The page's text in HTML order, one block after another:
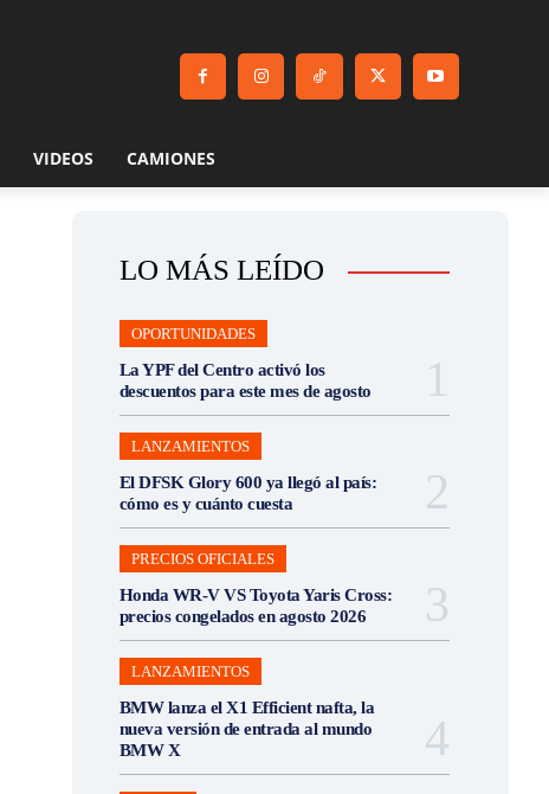
VIDEOS CAMIONES
LO MÁS LEÍDO
OPORTUNIDADES
La YPF del Centro activó los
descuentos para este mes de agosto
LANZAMIENTOS
El DFSK Glory 600 ya llegó al país:
cómo es y cuánto cuesta
PRECIOS OFICIALES
Honda WR-V VS Toyota Yaris Cross:
precios congelados en agosto 2026
LANZAMIENTOS
BMW lanza el X1 Efficient nafta, la
nueva versión de entrada al mundo
BMW X